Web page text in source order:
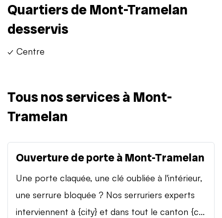
Quartiers de Mont-Tramelan
desservis
✓ Centre
Tous nos services à Mont-
Tramelan
Ouverture de porte à Mont-Tramelan
Une porte claquée, une clé oubliée à l'intérieur,
une serrure bloquée ? Nos serruriers experts
interviennent à {city} et dans tout le canton {c...